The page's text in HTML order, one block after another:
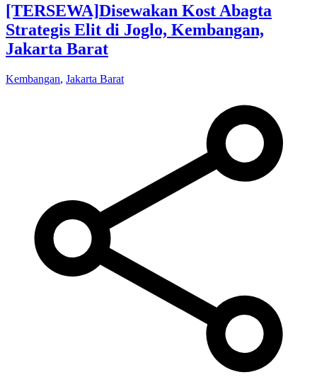
[TERSEWA]Disewakan Kost Abagta
Strategis Elit di Joglo, Kembangan,
Jakarta Barat
Kembangan, Jakarta Barat